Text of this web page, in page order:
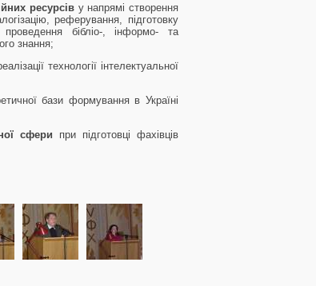
ресурсіву напрямі створення
реферування, підготовку
проведення бібліо-, інформо- та
знання;
технології інтелектуальної
бази формування в Україні
сфери при підготовці фахівців